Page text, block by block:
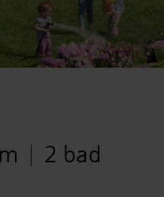
Antall bad
2 bad